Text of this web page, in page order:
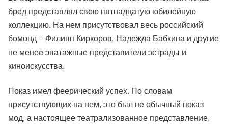
бред представлял свою пятнадцатую юбилейную
коллекцию. На нем присутствовал весь российский
бомонд – Филипп Киркоров, Надежда Бабкина и другие
не менее эпатажные представители эстрады и
киноискусства.
Показ имел феерический успех. По словам
присутствующих на нем, это был не обычный показ
мод, а настоящее театрализованное представление,